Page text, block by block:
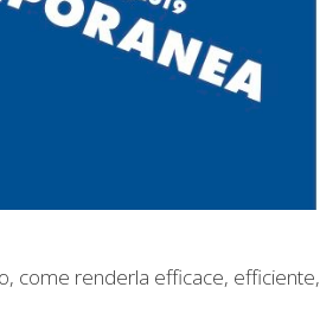
come renderla efficace, efficiente,